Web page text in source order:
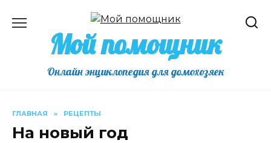
содержаниюМой помощник
Онлайн энциклопедия для домохозяек
ГЛАВНАЯ » РЕЦЕПТЫ
На новый год